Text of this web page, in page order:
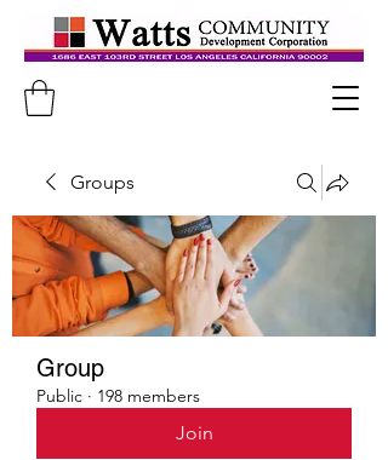
Groups
Group
Public · 198 members
Join